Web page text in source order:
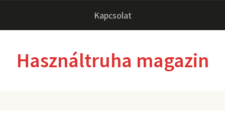
Kapcsolat
Használtruha magazin